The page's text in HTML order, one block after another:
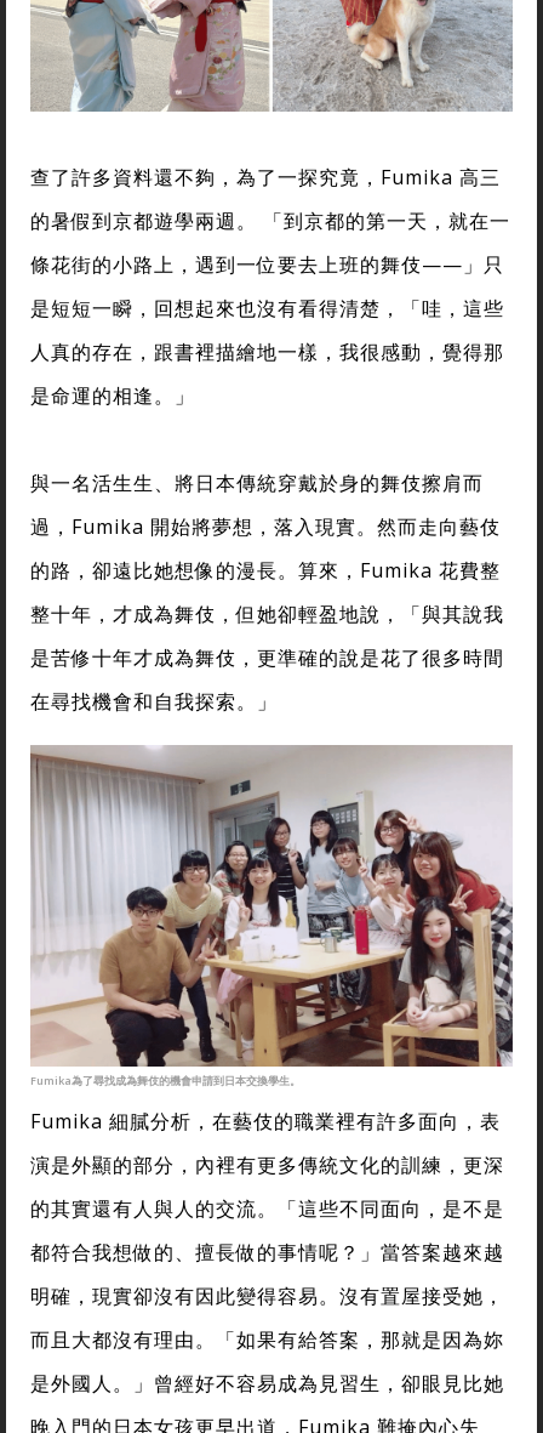
查了許多資料還不夠，為了一探究竟，Fumika 高三
的暑假到京都遊學兩週。 「到京都的第一天，就在一
條花街的小路上，遇到一位要去上班的舞伎——」只
是短短一瞬，回想起來也沒有看得清楚，「哇，這些
人真的存在，跟書裡描繪地一樣，我很感動，覺得那
是命運的相逢。」
與一名活生生、將日本傳統穿戴於身的舞伎擦肩而
過，Fumika 開始將夢想，落入現實。然而走向藝伎
的路，卻遠比她想像的漫長。算來，Fumika 花費整
整十年，才成為舞伎，但她卻輕盈地說，「與其說我
是苦修十年才成為舞伎，更準確的說是花了很多時間
在尋找機會和自我探索。」
Fumika為了尋找成為舞伎的機會申請到日本交換學生。
Fumika 細膩分析，在藝伎的職業裡有許多面向，表
演是外顯的部分，內裡有更多傳統文化的訓練，更深
的其實還有人與人的交流。「這些不同面向，是不是
都符合我想做的、擅長做的事情呢？」當答案越來越
明確，現實卻沒有因此變得容易。沒有置屋接受她，
而且大都沒有理由。「如果有給答案，那就是因為妳
是外國人。」曾經好不容易成為見習生，卻眼見比她
晚入門的日本女孩更早出道，Fumika 難掩內心失